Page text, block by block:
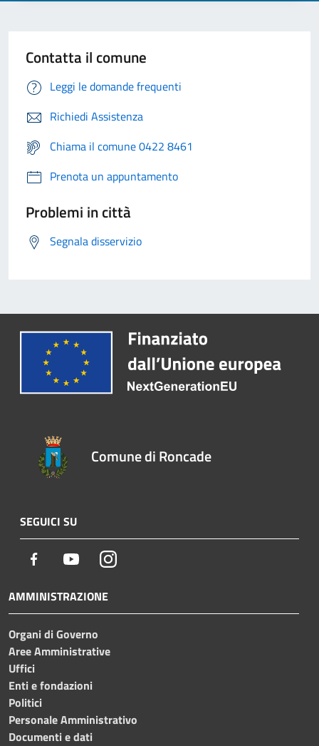
Contatta il comune
Leggi le domande frequenti
Richiedi Assistenza
Chiama il comune 0422 8461
Prenota un appuntamento
Problemi in città
Segnala disservizio
Comune di Roncade
SEGUICI SU
Facebook YoutubeInstagram
AMMINISTRAZIONE
Organi di Governo
Aree Amministrative
Uffici
Enti e fondazioni
Politici
Personale Amministrativo
Documenti e dati